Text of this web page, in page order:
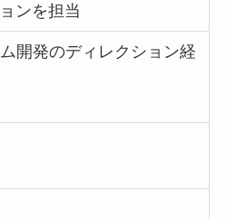
ンを担当
開発のディレクション経